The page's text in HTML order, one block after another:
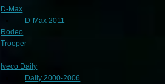
D-Max
D-Max 2011 -
Rodeo
Trooper
Iveco Daily
Daily 2000-2006